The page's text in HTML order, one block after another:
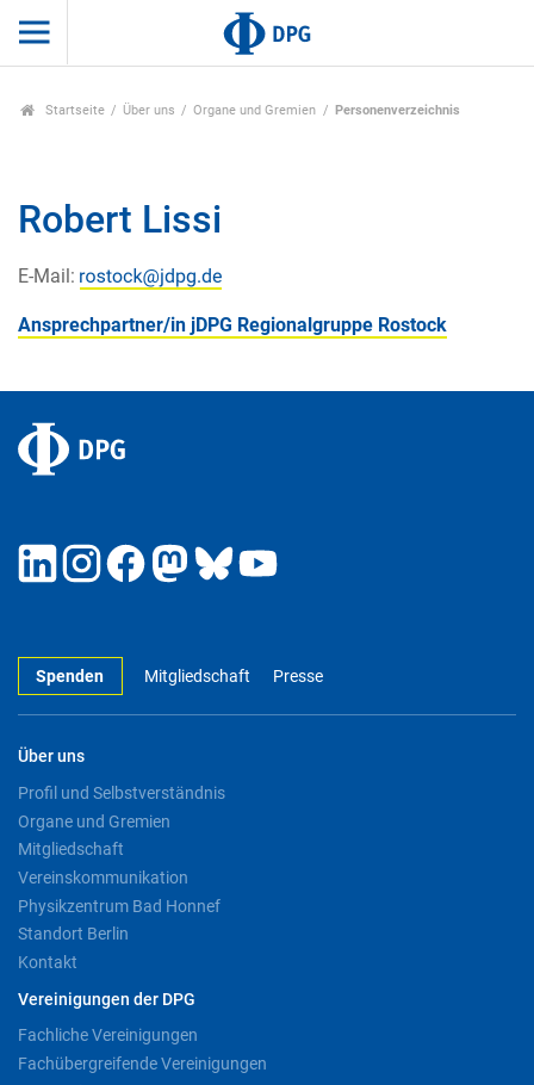
Startseite Über uns Organe und Gremien Personenverzeichnis
Robert Lissi
E-Mail:
Ansprechpartner/in jDPG Regionalgruppe Rostock
Spenden Mitgliedschaft Presse
Über uns
Profil und Selbstverständnis
Organe und Gremien
Mitgliedschaft
Vereinskommunikation
Physikzentrum Bad Honnef
Standort Berlin
Kontakt
Vereinigungen der DPG
Fachliche Vereinigungen
Fachübergreifende Vereinigungen